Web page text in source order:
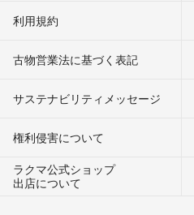
利用規約
古物営業法に基づく表記
サステナビリティメッセージ
権利侵害について
ラクマ公式ショップ
出店について